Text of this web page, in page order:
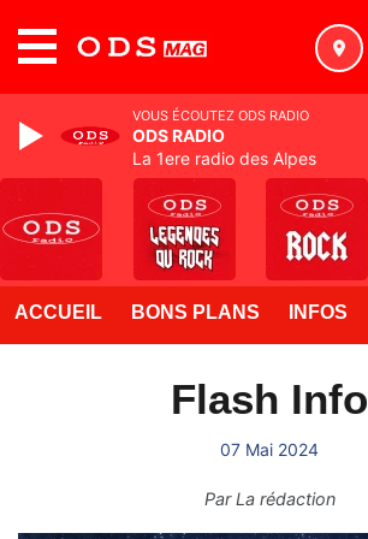
ACCUEIL BONS PLANS INFOS
Flash Info
07 Mai 2024
ParLa rédaction
VOUS ÉCOUTEZ ODS RADIO
ODS RADIO
La 1ere radio des Alpes